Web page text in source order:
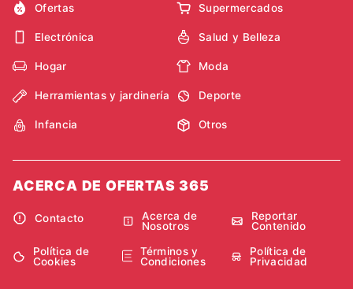
Ofertas Supermercados
Electrónica Salud y Belleza
Hogar Moda
Herramientas y jardinería Deporte
Infancia Otros
ACERCA DE OFERTAS 365
Contacto
Acerca de
Nosotros
Reportar
Contenido
Política de
Cookies
Términos y
Condiciones
Política de
Privacidad